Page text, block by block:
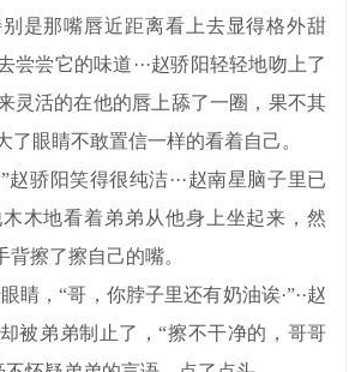
是那嘴唇近距离看上去显得格外甜
尝尝它的味道···赵骄阳轻轻地吻上了
灵活的在他的唇上舔了一圈，果不其
了眼睛不敢置信一样的看着自己。
赵骄阳笑得很纯洁···赵南星脑子里已
木地看着弟弟从他身上坐起来，然
背擦了擦自己的嘴。
睛，“哥，你脖子里还有奶油诶·”··赵
被弟弟制止了，“擦不干净的，哥哥